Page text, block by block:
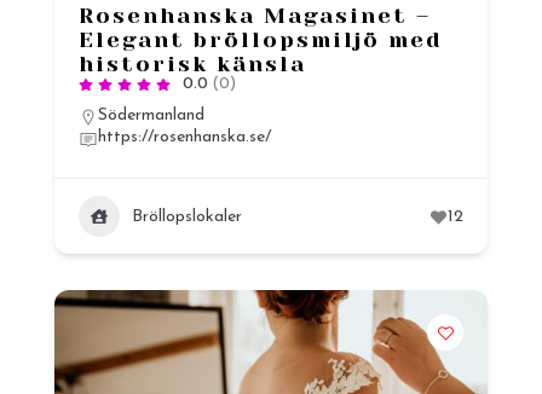
Rosenhanska Magasinet –
Elegant bröllopsmiljö med
historisk känsla
0.0 (0)
Södermanland
https://rosenhanska.se/
Bröllopslokaler 12